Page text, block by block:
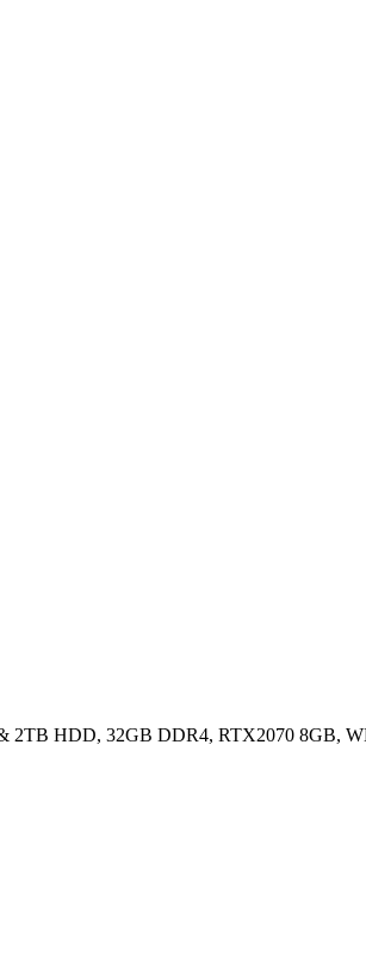
HDD, 32GB DDR4, RTX2070 8GB,